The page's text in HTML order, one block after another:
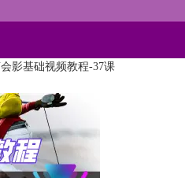
影基础视频教程-37课